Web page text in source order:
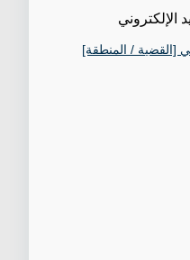
الإلكتروني
[القضية / المنطقة]